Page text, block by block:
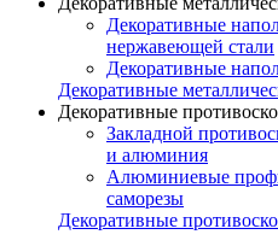
Декоративные
нержавеющей стали
Декоративные
Декоративные
Декоративные
Закладной
и алюминия
Алюминиевые
саморезы
Декоративные